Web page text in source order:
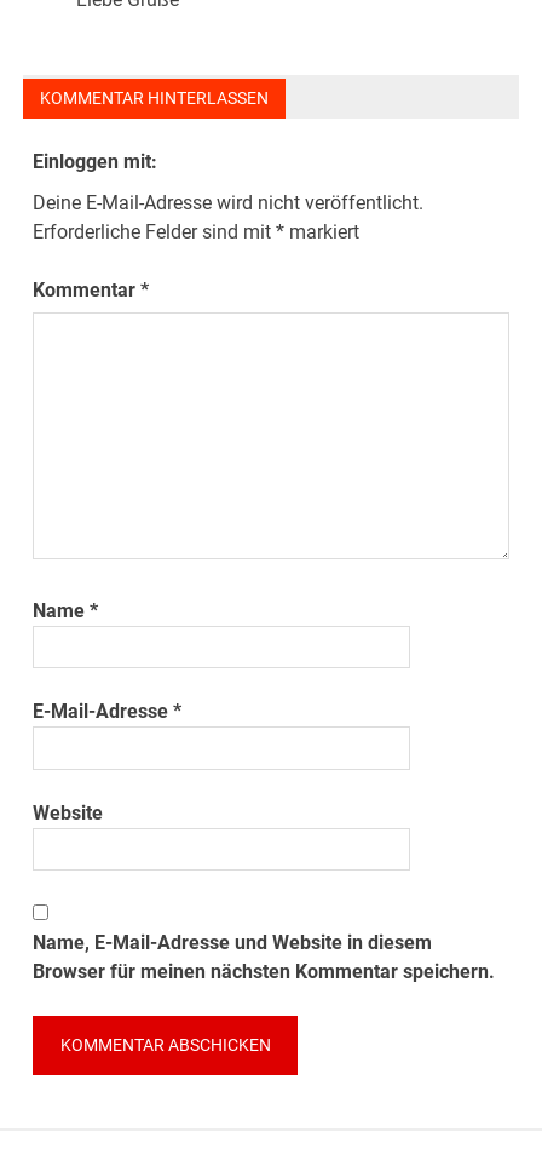
KOMMENTAR HINTERLASSEN
Einloggen mit:
Deine E-Mail-Adresse wird nicht veröffentlicht.
Erforderliche Felder sind mit* markiert
Kommentar*
Name*
E-Mail-Adresse*
Website
Name, E-Mail-Adresse und Website in diesem
Browser für meinen nächsten Kommentar speichern.